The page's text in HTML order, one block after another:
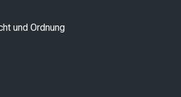
und Ordnung